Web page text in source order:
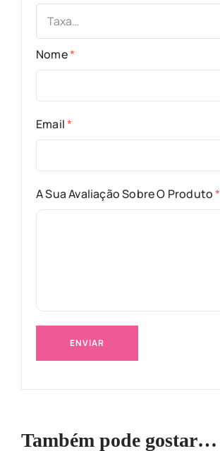
A Sua Avaliação Sobre O Produto*
Nome*
Email*
Também pode gostar…